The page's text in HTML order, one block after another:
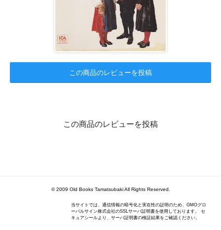
この商品のレビューを投稿
この商品のレビューを投稿
© 2009 Old Books Tamatsubaki All Rights Reserved.
当サイトでは、通信情報の暗号化と実在性の証明のため、GMOグロ
ーバルサイン株式会社のSSLサーバ証明書を使用しております。 セ
キュアシールより、サーバ証明書の検証結果をご確認ください。